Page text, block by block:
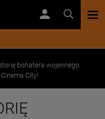
bohatera wojennego.
City!